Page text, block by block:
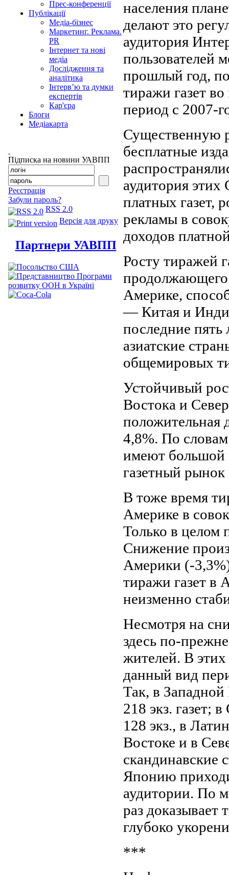
Прес-конференції
Публікації
Медіа-бізнес
Маркетинг. Реклама.
PR
Інтернет та нові
медіа
Дослідження та
аналітика
Інтерв’ю та думки
експертів
Кар'єра
Блоги
Медіакарта
Підписка на новини УАВПП
Реєстрація
Забули пароль?
RSS 2.0
Версія для друку
Партнери УАВПП
населения
делают это
аудитория
пользователей
прошлый год,
тиражи газет
период с 2007-
Существенную
бесплатные
аудитория
платных газет,
рекламы в
доходов
Росту тиражей
Америке,
— Китая и
последние пять
азиатские
общемировых
Устойчивый
Востока и
положительная
4,8%. По
имеют большой
газетный
В тоже время
Америке в
Только в целом
Снижение
Америки (-
тиражи газет в
неизменно
Несмотря на
здесь по-
жителей. В
данный вид
Так, в Западной
218 экз. газет;
128 экз., в
Востоке и в
скандинавские
Японию
аудитории. По
раз доказывает
глубоко
***